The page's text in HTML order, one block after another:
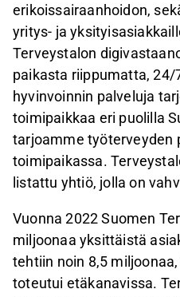
erikoissairaanhoidon,
yritys- ja
Terveystalon
paikasta riippumatta, 24/
hyvinvoinnin palveluja
toimipaikkaa eri puolilla
tarjoamme työterveyden
toimipaikassa.
listattu yhtiö, jolla on
Vuonna 2022 Suomen
miljoonaa yksittäistä
tehtiin noin 8,5
toteutui etäkanavissa.